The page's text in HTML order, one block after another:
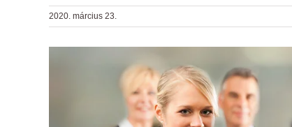
2020. március 23.